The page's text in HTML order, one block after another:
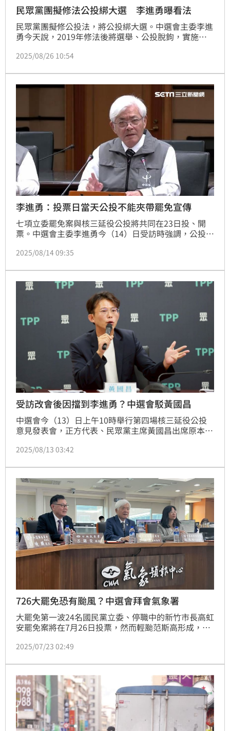
民眾黨團擬修法公投綁大選 李進勇曝看法
民眾黨團擬修公投法，將公投綁大選。中選會主委李進
勇今天說，2019年修法後將選舉、公投脫鉤，實施至
重演、傷害民主，「還是傾向維持現有制度」。
2025/08/26 10:54
李進勇：投票日當天公投不能夾帶罷免宣傳
七項立委罷免案與核三延役公投將共同在23日投、開
票。中選會主委李進勇今（14）日受訪時強調，公投沒
中，夾帶罷免宣傳，以免觸法。而對於民眾黨主席黃國
「擋到李進勇」而被「喬」，李進勇則澄清「這完全是
個誤會」。
2025/08/14 09:35
受訪改會後因擋到李進勇？中選會駁黃國昌
中選會今（13）日上午10時舉行第四場核三延役公投
意見發表會，正方代表、民眾黨主席黃國昌出席原本要
擋到中選會主委李進勇，對此，中選會澄清，純屬誤
2025/08/13 03:42
726大罷免恐有颱風？中選會拜會氣象署
大罷免第一波24名國民黨立委、停職中的新竹市長高虹
安罷免案將在7月26日投票，然而輕颱范斯高形成，且
拜會氣象署長呂國臣，聽取該署簡報了解最新颱風動
重要參考，以保護投票人權益暨選務工作人員安全。中
選會也強調，如經各地方政府首長宣布停止上班情形
時，也將即時宣布該停止上班地區停止辦理投票。
2025/07/23 02:49